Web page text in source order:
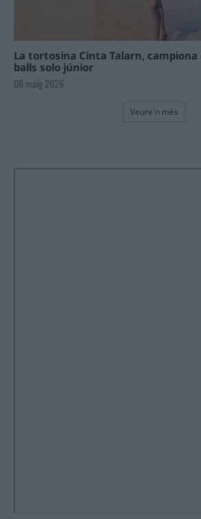
La tortosina Cinta Talarn, campiona
balls solo júnior
08 maig 2026
Veure'n més